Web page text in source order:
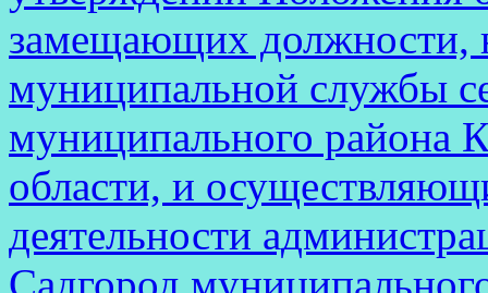
замещающих должности,
муниципальной службы
муниципального района
области, и
деятельности
Садгород